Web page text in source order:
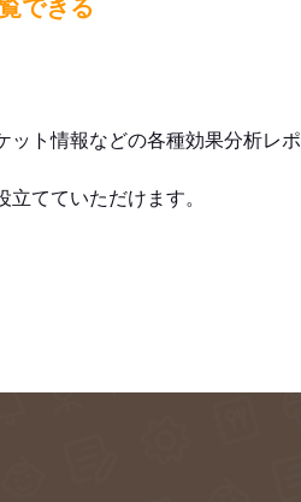
できる
ト情報などの各種効果分析レポ
てていただけます。